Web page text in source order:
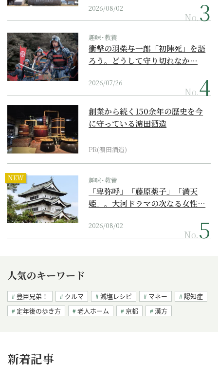
2026/08/02
No.
趣味･教養
衝撃の羽柴与一郎「初陣死」を語
ろう。どうして守り切れなか…
2026/07/26
No.
創業から続く150余年の歴史を今
に守っている濵田酒造
PR(濵田酒造)
NEW 趣味･教養
「卑弥呼」「藤原薬子」「満天
姫」。大河ドラマの次なる女性…
2026/08/02
No.
人気のキーワード
豊臣兄弟！ クルマ 減塩レシピ マネー
認知症
定年後の歩き方
老人ホーム 京都 漢方
新着記事